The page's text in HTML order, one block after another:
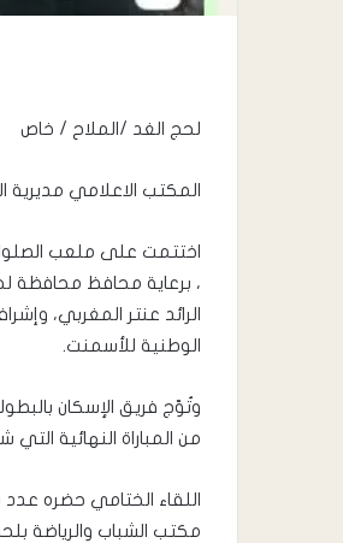
لحج الغد /الملاح / خاص
المكتب الاعلامي مديرية
، برعاية محافظ محافظة
الرائد عنتر المغربي،
الوطنية للأسمنت.
من المباراة النهائية
اللقاء الختامي حضره
مكتب الشباب والرياضة